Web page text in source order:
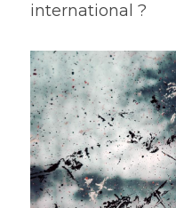
international ?